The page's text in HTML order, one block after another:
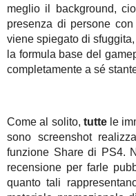
meglio il background,
presenza di persone
viene spiegato di
la formula base del
completamente a sé
Come al solito, tuttele
sono screenshot
funzione Share di PS4.
recensione per farle
quanto tali